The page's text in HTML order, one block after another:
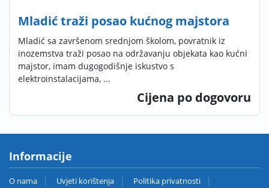
Mladić traži posao kućnog majstora
Mladić sa završenom srednjom školom, povratnik iz
inozemstva traži posao na održavanju objekata kao kućni
majstor, imam dugogodišnje iskustvo s
elektroinstalacijama, ...
Cijena po dogovoru
Informacije
O nama Uvjeti korištenja
Politika privatnosti